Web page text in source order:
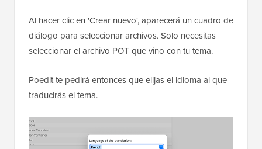
Al hacer clic en 'Crear nuevo', aparecerá un cuadro de
diálogo para seleccionar archivos. Solo necesitas
seleccionar el archivo POT que vino con tu tema.
Poedit te pedirá entonces que elijas el idioma al que
traducirás el tema.